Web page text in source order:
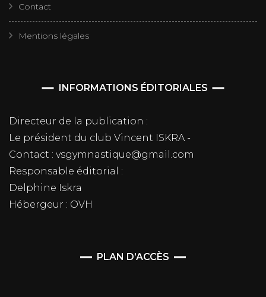
Contact
Mentions légales
INFORMATIONS ÉDITORIALES
Directeur de la publication :
Le président du club Vincent ISKRA -
Contact : vsgymnastique@gmail.com
Responsable éditorial :
Delphine Iskra
Hébergeur : OVH
PLAN D’ACCÈS